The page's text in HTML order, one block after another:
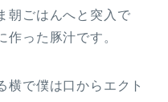
朝ごはんへと突入で
作った豚汁です。
横で僕は口からエクト